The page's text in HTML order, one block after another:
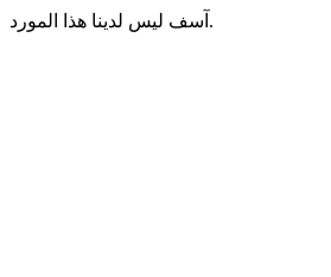
آسف ليس لدينا هذا المورد.